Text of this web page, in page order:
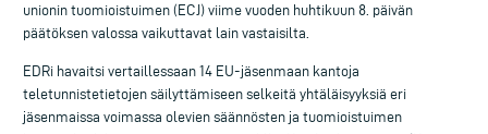
unionin tuomioistuimen (ECJ) viime vuoden huhtikuun 8. päivän
päätöksen valossa vaikuttavat lain vastaisilta.
EDRi havaitsi vertaillessaan 14 EU-jäsenmaan kantoja
teletunnistetietojen säilyttämiseen selkeitä yhtäläisyyksiä eri
jäsenmaissa voimassa olevien säännösten ja tuomioistuimen